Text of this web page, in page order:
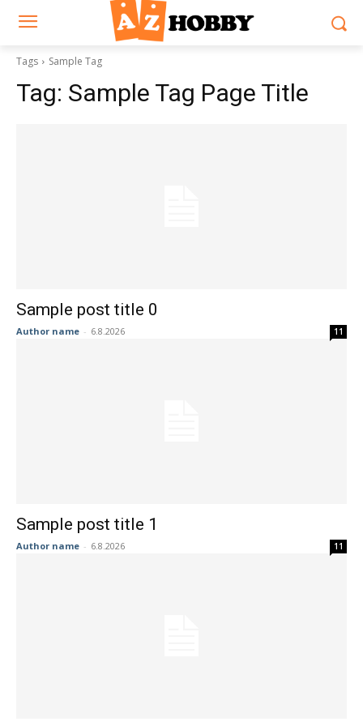
Tags Sample Tag
Tag: Sample Tag Page Title
Sample post title 0
Author name - 6.8.2026 11
Sample post title 1
Author name - 6.8.2026 11